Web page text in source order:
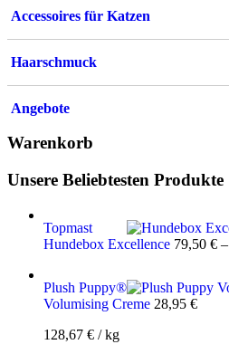
Accessoires für Katzen
Haarschmuck
Angebote
Warenkorb
Unsere Beliebtesten Produkte
Topmast
Hundebox Excellence 79,50 € –
Plush Puppy®
Volumising Creme 28,95 €
128,67 € /kg